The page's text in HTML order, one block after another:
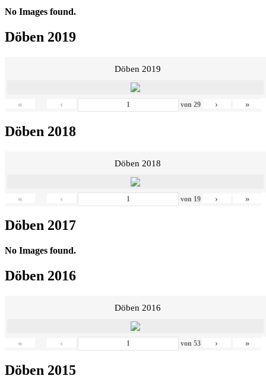
No Images found.
Döben 2019
Döben 2019
« ‹ von 29 › »
Döben 2018
Döben 2018
« ‹ von 19 › »
Döben 2017
No Images found.
Döben 2016
Döben 2016
« ‹ von 53 › »
Döben 2015